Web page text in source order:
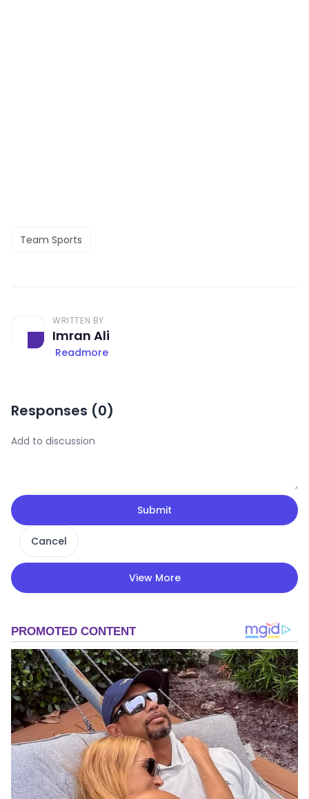
Team Sports
WRITTEN BY
Imran Ali
Readmore
Responses (0)
Submit
Cancel
View More